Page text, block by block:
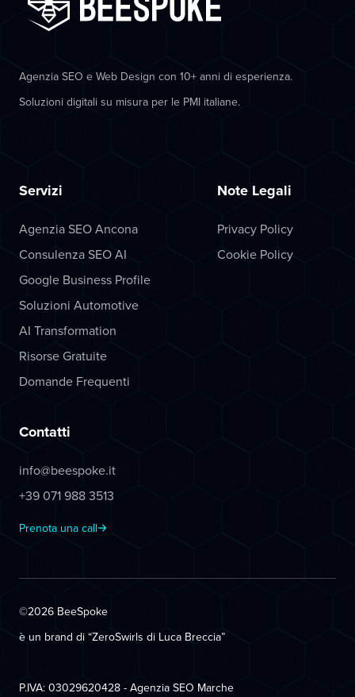
Agenzia SEO e Web Design con 10+ anni di esperienza.
Soluzioni digitali su misura per le PMI italiane.
Servizi
Agenzia SEO Ancona
Consulenza SEO AI
Google Business Profile
Soluzioni Automotive
AI Transformation
Risorse Gratuite
Domande Frequenti
Note Legali
Privacy Policy
Cookie Policy
Contatti
info@beespoke.it
+39 071 988 3513
Prenota una call
©2026 BeeSpoke
è un brand di “ZeroSwirls di Luca Breccia”
P.IVA: 03029620428 - Agenzia SEO Marche